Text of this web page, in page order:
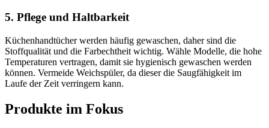
5. Pflege und Haltbarkeit
Küchenhandtücher werden häufig gewaschen, daher sind die
Stoffqualität und die Farbechtheit wichtig. Wähle Modelle, die hohe
Temperaturen vertragen, damit sie hygienisch gewaschen werden
können. Vermeide Weichspüler, da dieser die Saugfähigkeit im
Laufe der Zeit verringern kann.
Produkte im Fokus